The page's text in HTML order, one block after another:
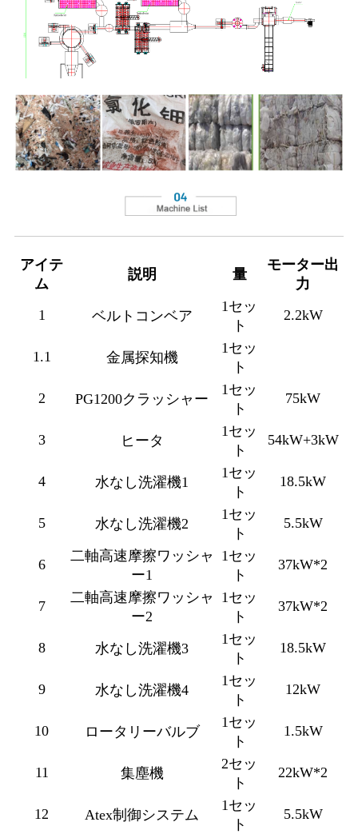
アイテ
ム
説明 量
モーター出
力
1
ベルトコンベア
1セッ
ト
2.2kW
1.1 金属探知機
1セッ
ト
2
PG1200クラッシャー
1セッ
ト
75kW
3 ヒータ
1セッ
ト
54kW+3kW
4 水なし洗濯機1
1セッ
ト
18.5kW
5 水なし洗濯機2
1セッ
ト
5.5kW
6
二軸高速摩擦ワッシャ
ー1
1セッ
ト
37kW*2
7
二軸高速摩擦ワッシャ
ー2
1セッ
ト
37kW*2
8 水なし洗濯機3
1セッ
ト
18.5kW
9 水なし洗濯機4
1セッ
ト
12kW
10 ロータリーバルブ
1セッ
ト
1.5kW
11 集塵機
2セッ
ト
22kW*2
12 Atex制御システム
1セッ
ト
5.5kW